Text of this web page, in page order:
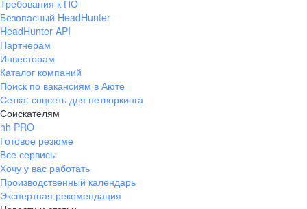
Требования к ПО
Безопасный HeadHunter
HeadHunter API
Партнерам
Инвесторам
Каталог компаний
Поиск по вакансиям в Аюте
Сетка: соцсеть для нетворкинга
Соискателям
hh PRO
Готовое резюме
Все сервисы
Хочу у вас работать
Производственный календарь
Экспертная рекомендация